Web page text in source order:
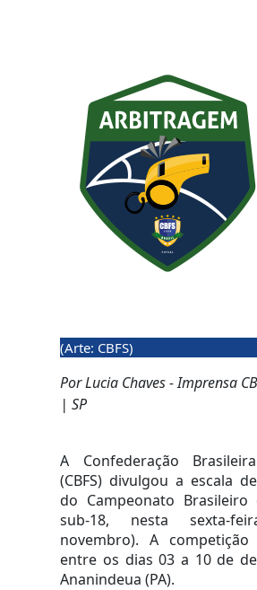
(Arte: CBFS)
Por Lucia Chaves - Imprensa
| SP
A Confederação
(CBFS) divulgou a escala
do Campeonato Brasileiro
sub-18, nesta sexta-
novembro). A
entre os dias 03 a 10 de
Ananindeua (PA).